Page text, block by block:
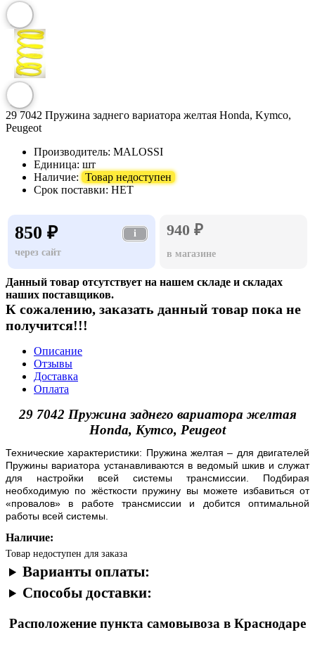
29 7042 Пружина заднего вариатора желтая Honda, Kymco,
Peugeot
Производитель: MALOSSI
Единица: шт
Наличие: Товар недоступен
Срок поставки: НЕТ
850 ₽
i
через сайт
940 ₽
в магазине
Данный товар отсутствует на нашем складе и складах
наших поставщиков.
К сожалению, заказать данный товар пока не
получится!!!
Описание
Отзывы
Доставка
Оплата
29 7042 Пружина заднего вариатора желтая
Honda, Kymco, Peugeot
Технические характеристики: Пружина желтая – для двигателей
Пружины вариатора устанавливаются в ведомый шкив и служат
для настройки всей системы трансмиссии. Подбирая
необходимую по жёсткости пружину вы можете избавиться от
«провалов» в работе трансмиссии и добится оптимальной
работы всей системы.
Наличие:
Товар недоступен для заказа
Варианты оплаты:
Способы доставки:
Расположение пункта самовывоза в Краснодаре